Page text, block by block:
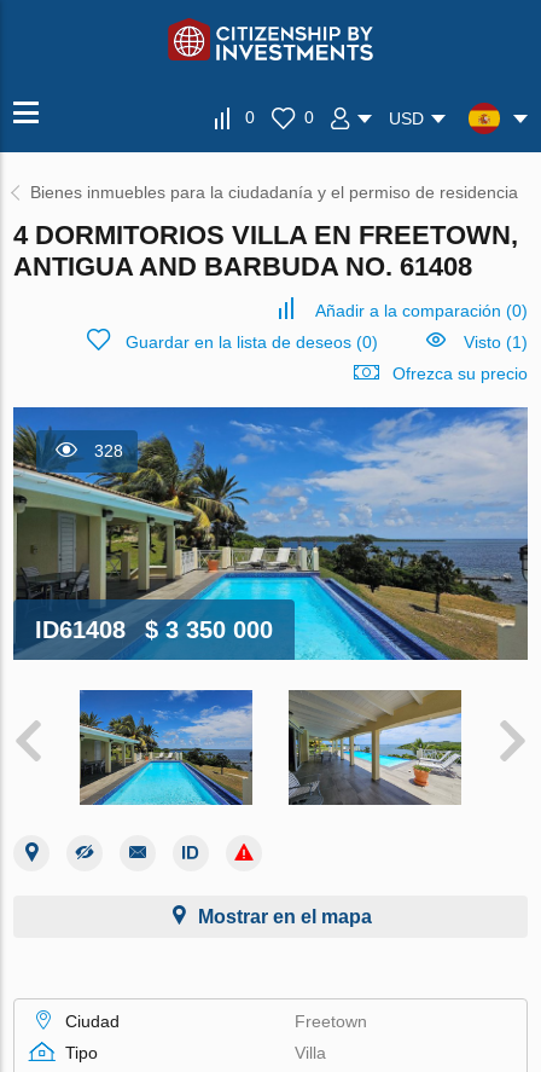
0 0 USD
Bienes inmuebles para la ciudadanía y el permiso de residencia
4 DORMITORIOS VILLA EN FREETOWN,
ANTIGUA AND BARBUDA NO. 61408
Añadir a la comparación (0)
Guardar en la lista de deseos(0)
Visto (1)
Ofrezca su precio
328
ID61408 $ 3 350 000
Mostrar en el mapa
Ciudad
Freetown
Tipo
Villa